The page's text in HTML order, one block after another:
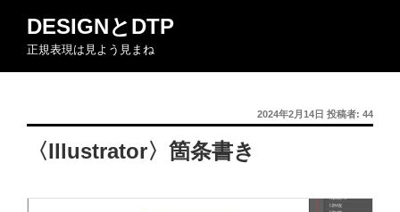
ン
DESIGNとDTP
正規表現は見よう見まね
投
稿
2024年2月14日 投稿者: 44
〈Illustrator〉箇条書き